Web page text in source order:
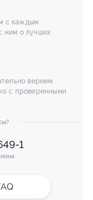
с каждым
ним о лучших
вернем
с проверенными
1